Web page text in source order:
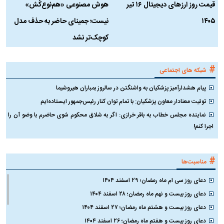
قیمت روز ارز‌های دیجیتال ۱۶ تیر
۱۴۰۵
هوش مصنوعی «هم‌نوع‌کُش»
نیست؛ جمینای حاضر به حذف مدل
کوچک‌تر نشد
# شبکه های اجتماعی
پیام هشدارآمیز پزشکیان به واشنگتن در سالروز بمباران هیروشیما
توئیت معنادار معاون پزشکیان: با تمام توان کنار رئیس‌جمهور ایستاده‌ایم
نماینده مجلس خطاب به باقر خرازی: اگر به شلاق محکوم شوی حاضرم با وضو آن را
اجرا کنم!
# مناسبت‌ها
دعای روز سی ام ماه رمضان؛ ۲۹ اسفند ۱۴۰۴
دعای روز بیست و نهم ماه رمضان؛ ۲۸ اسفند ۱۴۰۴
دعای روز بیست و هشتم ماه رمضان؛ ۲۷ اسفند ۱۴۰۴
دعای روز بیست و هفتم ماه رمضان؛ ۲۶ اسفند ۱۴۰۴